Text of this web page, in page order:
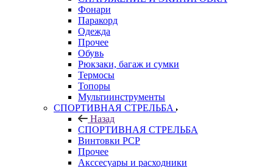
Фонари
Паракорд
Одежда
Прочее
Обувь
Рюкзаки, багаж и сумки
Термосы
Топоры
Мультиинструменты
СПОРТИВНАЯ СТРЕЛЬБА
Назад
СПОРТИВНАЯ СТРЕЛЬБА
Винтовки PCP
Прочее
Акссесуары и расходники